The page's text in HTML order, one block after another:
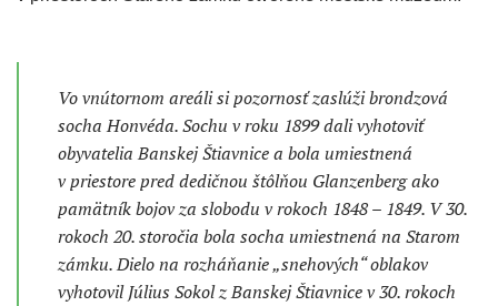
Vo vnútornom areáli si pozornosť zaslúži brondzová
socha Honvéda. Sochu v roku 1899 dali vyhotoviť
obyvatelia Banskej Štiavnice a bola umiestnená
v priestore pred dedičnou štôlňou Glanzenberg ako
pamätník bojov za slobodu v rokoch 1848 – 1849. V 30.
rokoch 20. storočia bola socha umiestnená na Starom
zámku. Dielo na rozháňanie „snehových“ oblakov
vyhotovil Július Sokol z Banskej Štiavnice v 30. rokoch